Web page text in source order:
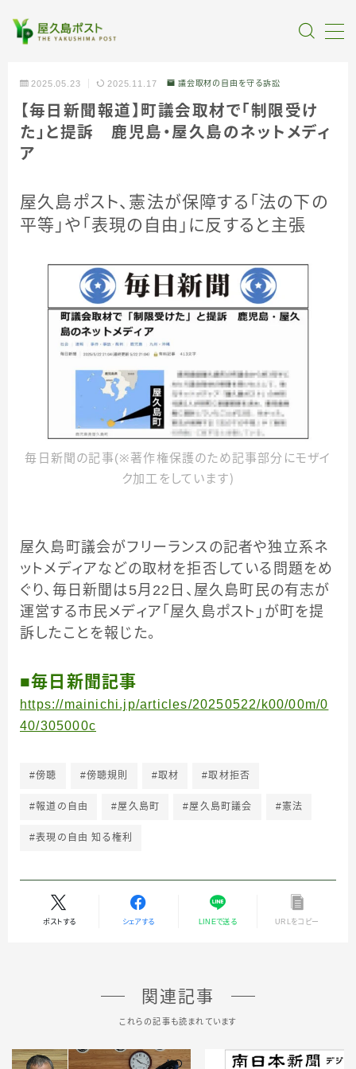
全記事カテゴリー
私たちについて
受賞・報道
2025.05.23 2025.11.17 議会取材の自由を守る訴訟
【毎日新聞報道】町議会取材で「制限受け
た」と提訴 鹿児島・屋久島のネットメディ
ア
屋久島ポスト、憲法が保障する「法の下の
平等」や「表現の自由」に反すると主張
毎日新聞の記事(※著作権保護のため記事部分にモザイ
ク加工をしています）
屋久島町議会がフリーランスの記者や独立系ネ
ットメディアなどの取材を拒否している問題をめ
ぐり、毎日新聞は5月22日、屋久島町民の有志が
運営する市民メディア「屋久島ポスト」が町を提
訴したことを報じた。
■毎日新聞記事
https://mainichi.jp/articles/20250522/k00/00m/0
40/305000c
#傍聴 #傍聴規則 #取材 #取材拒否
#報道の自由 #屋久島町 #屋久島町議会 #憲法
#表現の自由 知る権利
ポストする シェアする LINEで送る URLをコピー
関連記事
これらの記事も読まれています